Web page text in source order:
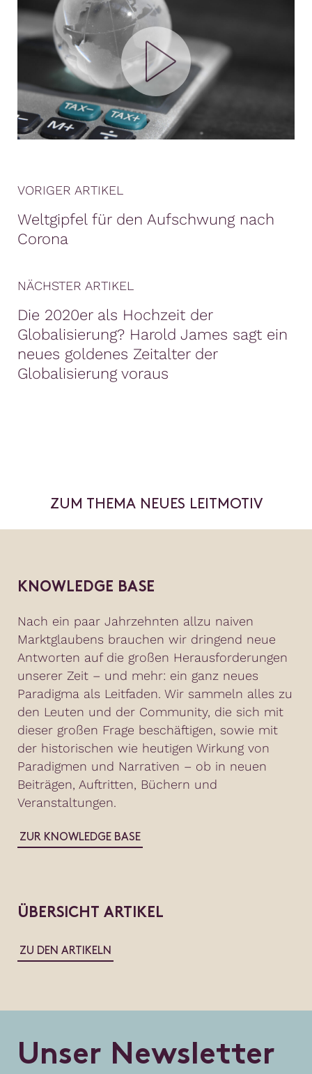
VORIGER ARTIKEL
Weltgipfel für den Aufschwung nach
Corona
NÄCHSTER ARTIKEL
Die 2020er als Hochzeit der
Globalisierung? Harold James sagt ein
neues goldenes Zeitalter der
Globalisierung voraus
ZUM THEMA NEUES LEITMOTIV
KNOWLEDGE BASE
Nach ein paar Jahrzehnten allzu naiven
Marktglaubens brauchen wir dringend neue
Antworten auf die großen Herausforderungen
unserer Zeit – und mehr: ein ganz neues
Paradigma als Leitfaden. Wir sammeln alles zu
den Leuten und der Community, die sich mit
dieser großen Frage beschäftigen, sowie mit
der historischen wie heutigen Wirkung von
Paradigmen und Narrativen – ob in neuen
Beiträgen, Auftritten, Büchern und
Veranstaltungen.
ZUR KNOWLEDGE BASE
ÜBERSICHT ARTIKEL
ZU DEN ARTIKELN
Unser Newsletter